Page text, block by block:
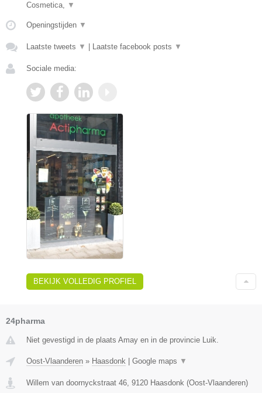
Cosmetica, ▼
Openingstijden ▼
Laatste tweets ▼ Laatste facebook posts ▼
Sociale media:
BEKIJK VOLLEDIG PROFIEL
24pharma
Niet gevestigd in de plaats Amay en in de provincie Luik.
Oost-Vlaanderen » Haasdonk Google maps ▼
Willem van doornyckstraat 46 9120 Haasdonk (Oost-Vlaanderen)